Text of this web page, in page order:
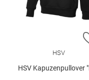
HSV
HSV Kapuzenpullover